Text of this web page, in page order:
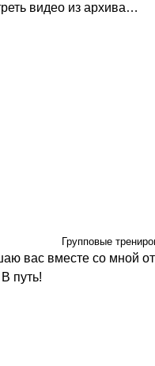
видео из архива…
Групповые
вас вместе со мной
путь!